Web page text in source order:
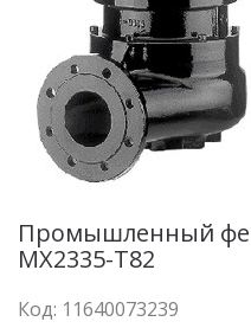
Промышленный
MX2335-T82
Код: 11640073239